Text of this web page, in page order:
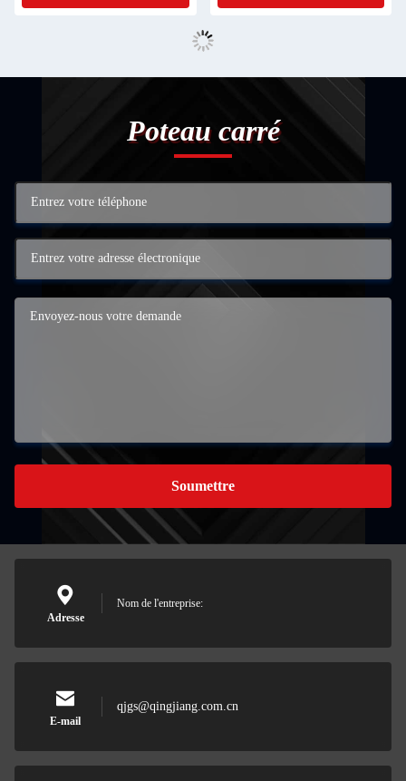
Poteau carré
Soumettre
Adresse
Nom de l'entreprise:
E-mail
qjgs@qingjiang.com.cn